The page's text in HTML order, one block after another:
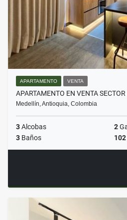
APARTAMENTO VENTA
APARTAMENTO EN VENTA
Medellín, Antioquia, Colombia
3Alcobas 2
3 Baños 102